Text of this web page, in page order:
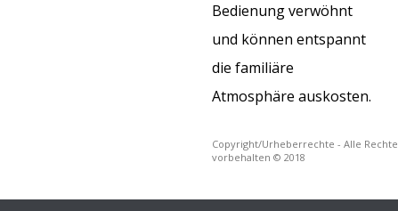
Bedienung verwöhnt
und können entspannt
die familiäre
Atmosphäre auskosten.
Copyright/Urheberrechte - Alle Rechte
vorbehalten © 2018